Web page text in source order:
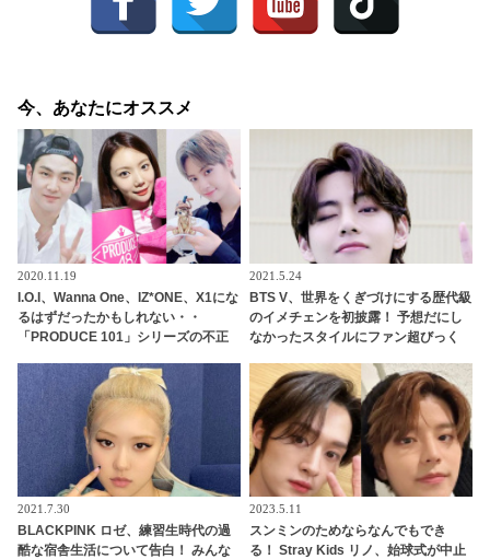
今、あなたにオススメ
2020.11.19
I.O.I、Wanna One、IZ*ONE、X1にな
るはずだったかもしれない・・
「PRODUCE 101」シリーズの不正
人の氏名が公表
2021.5.24
BTS V、世界をくぎづけにする歴代級
のイメチェンを初披露！ 予想だにし
なかったスタイルにファン超びっく
に隠された意外な思いまで明らかに
「僕はメンバーの中で○○担当なの
で」
2021.7.30
BLACKPINK ロゼ、練習生時代の過
酷な宿舎生活について告白！ みんな
2023.5.11
スンミンのためならなんでもでき
る！ Stray Kids リノ、始球式が中止